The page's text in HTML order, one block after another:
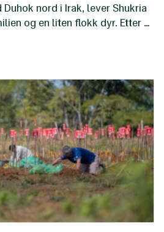
nord i Irak, lever Shukria
og en liten flokk dyr. Etter at
har de måtte bygge opp alt